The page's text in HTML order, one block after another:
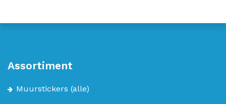
Assortiment
Muurstickers (alle)